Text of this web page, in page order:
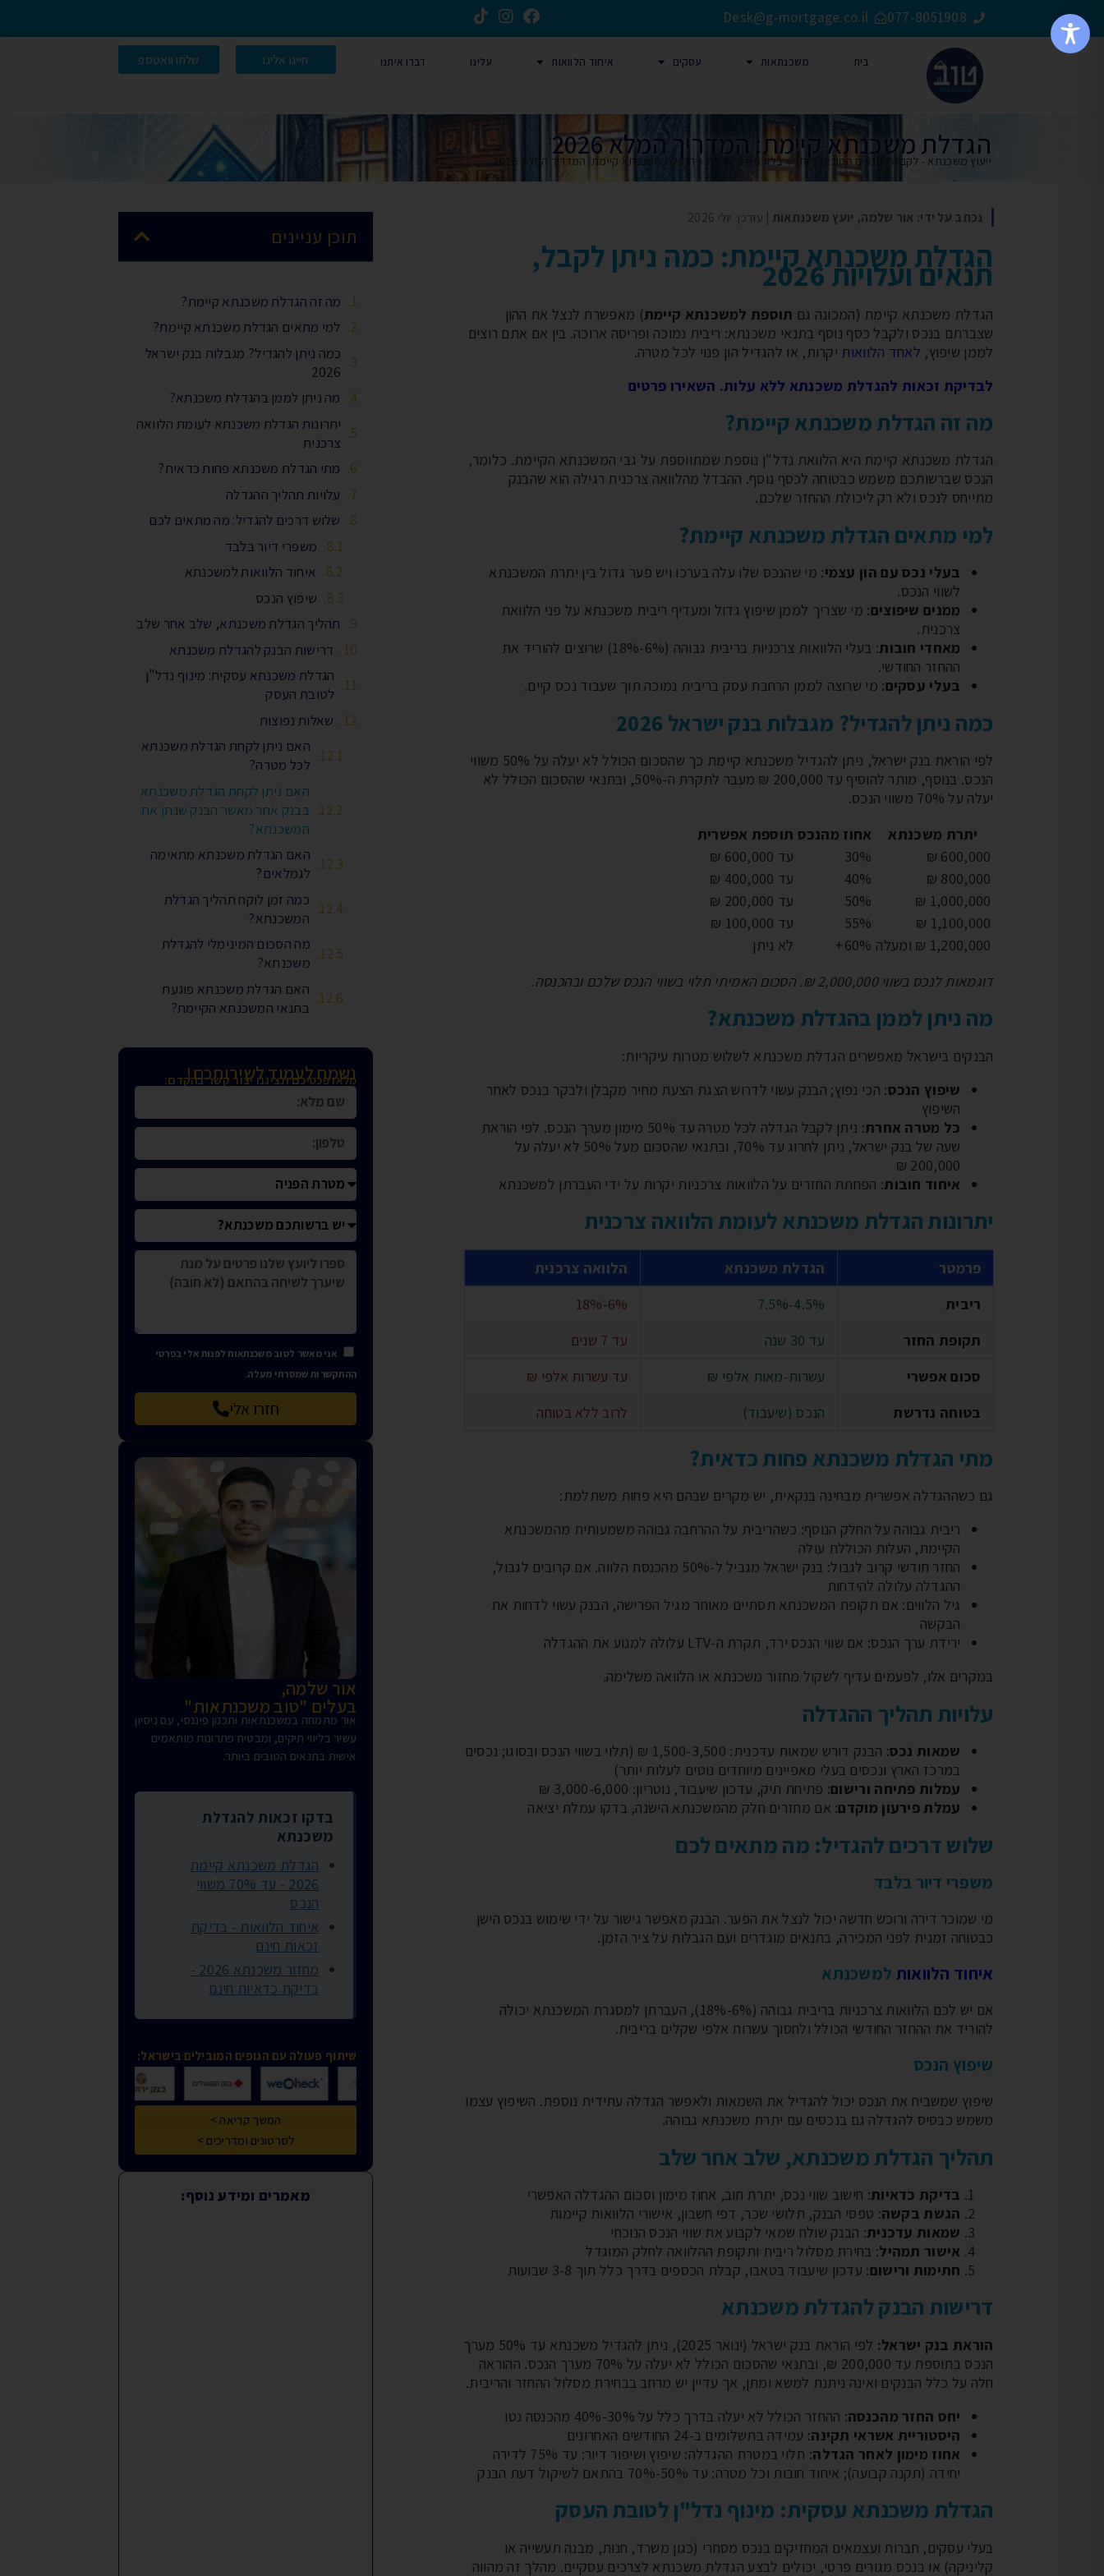
077-8051908
Desk@g-mortgage.co.il
בית משכנתאות עסקים איחוד הלוואות עלינו דברו איתנו חייגו אלינו שלחו וואטספ
הגדלת משכנתא קיימת: המדריך המלא 2026
ייעוץ משכנתא - לקבלת תנאים הטובים ביותר»בלוג מידע כללי » הגדלת משכנתא קיימת: המדריך המלא 2026
נכתב על ידי: אור שלמה, יועץ משכנתאות | עודכן: יולי 2026
הגדלת משכנתא קיימת: כמה ניתן לקבל,
תנאים ועלויות 2026
הגדלת משכנתא קיימת (המכונה גם תוספת למשכנתא קיימת) מאפשרת לנצל את ההון
שצברתם בנכס ולקבל כסף נוסף בתנאי משכנתא: ריבית נמוכה ופריסה ארוכה. בין אם אתם רוצים
לממן שיפוץ, לאחד הלוואות יקרות, או להגדיל הון פנוי לכל מטרה.
לבדיקת זכאות להגדלת משכנתא ללא עלות. השאירו פרטים
מה זה הגדלת משכנתא קיימת?
הגדלת משכנתא קיימת היא הלוואת נדל"ן נוספת שמתווספת על גבי המשכנתא הקיימת. כלומר,
הנכס שברשותכם משמש כבטוחה לכסף נוסף. ההבדל מהלוואה צרכנית רגילה הוא שהבנק
מתייחס לנכס ולא רק ליכולת ההחזר שלכם.
למי מתאים הגדלת משכנתא קיימת?
בעלי נכס עם הון עצמי: מי שהנכס שלו עלה בערכו ויש פער גדול בין יתרת המשכנתא
לשווי הנכס.
ממנים שיפוצים: מי שצריך לממן שיפוץ גדול ומעדיף ריבית משכנתא על פני הלוואת
צרכנית.
מאחדי חובות
: בעלי הלוואות צרכניות בריבית גבוהה (6%-18%) שרוצים להוריד את
ההחזר החודשי.
בעלי עסקים: מי שרוצה לממן הרחבת עסק בריבית נמוכה תוך שעבוד נכס קיים.
כמה ניתן להגדיל? מגבלות בנק ישראל 2026
לפי הוראת בנק ישראל, ניתן להגדיל משכנתא קיימת כך שהסכום הכולל לא יעלה על 50% משווי
הנכס. בנוסף, מותר להוסיף עד 200,000 ₪ מעבר לתקרת ה-50%, ובתנאי שהסכום הכולל לא
יעלה על 70% משווי הנכס.
יתרת משכנתא
אחוז מהנכס תוספת אפשרית
600,000 ₪
30%
עד 600,000 ₪
800,000 ₪
40%
עד 400,000 ₪
1,000,000 ₪
50%
עד 200,000 ₪
1,100,000 ₪
55%
עד 100,000 ₪
1,200,000 ₪ ומעלה
60%+
לא ניתן
דוגמאות לנכס בשווי 2,000,000 ₪. הסכום האמיתי תלוי בשווי הנכס שלכם ובהכנסה.
מה ניתן לממן בהגדלת משכנתא?
הבנקים בישראל מאפשרים הגדלת משכנתא לשלוש מטרות עיקריות:
שיפוץ הנכס: הכי נפוץ; הבנק עשוי לדרוש הצגת הצעת מחיר מקבלן ולבקר בנכס לאחר
השיפוץ
כל מטרה אחרת
: ניתן לקבל הגדלה לכל מטרה עד 50% מימון מערך הנכס. לפי הוראת
שעה של בנק ישראל, ניתן לחרוג עד 70%, ובתנאי שהסכום מעל 50% לא יעלה על
200,000 ₪
איחוד חובות: הפחתת החזרים על הלוואות צרכניות יקרות על ידי העברתן למשכנתא
יתרונות הגדלת משכנתא לעומת הלוואה צרכנית
פרמטר הגדלת משכנתא
הלוואה צרכנית
ריבית
4.5%-7.5%
6%-18%
תקופת החזר
עד 30 שנה
עד 7 שנים
סכום אפשרי
עשרות-מאות אלפי ₪
עד עשרות אלפי ₪
בטוחה נדרשת
הנכס (שיעבוד) לרוב ללא בטוחה
מתי הגדלת משכנתא פחות כדאית?
גם כשההגדלה אפשרית מבחינה בנקאית, יש מקרים שבהם היא פחות משתלמת:
ריבית גבוהה על החלק הנוסף: כשהריבית על ההרחבה גבוהה משמעותית מהמשכנתא
הקיימת, העלות הכוללת עולה
החזר חודשי קרוב לגבול: בנק ישראל מגביל ל-50% מהכנסת הלווה. אם קרובים לגבול,
ההגדלה עלולה להידחות
גיל הלווים: אם תקופת המשכנתא תסתיים מאוחר מגיל הפרישה, הבנק עשוי לדחות את
הבקשה
ירידת ערך הנכס: אם שווי הנכס ירד, תקרת ה-LTV עלולה למנוע את ההגדלה
במקרים אלו, לפעמים עדיף לשקול מחזור משכנתא או הלוואה משלימה.
עלויות תהליך ההגדלה
שמאות נכס
: הבנק דורש שמאות עדכנית: 1,500-3,500 ₪ (תלוי בשווי הנכס ובסוגו; נכסים
במרכז הארץ ונכסים בעלי מאפיינים מיוחדים נוטים לעלות יותר)
עמלות פתיחה ורישום: פתיחת תיק, עדכון שיעבוד, נוטריון: 3,000-6,000 ₪
עמלת פירעון מוקדם: אם מחזרים חלק מהמשכנתא הישנה, בדקו עמלת יציאה
שלוש דרכים להגדיל: מה מתאים לכם
משפרי דיור בלבד
מי שמוכר דירה ורוכש חדשה יכול לנצל את הפער. הבנק מאפשר גישור על ידי שימוש בנכס הישן
כבטוחה זמנית לפני המכירה, בתנאים מוגדרים ועם הגבלות על ציר הזמן.
איחוד הלוואות למשכנתא
אם יש לכם הלוואות צרכניות בריבית גבוהה (6%-18%), העברתן למסגרת המשכנתא יכולה
להוריד את ההחזר החודשי הכולל ולחסוך עשרות אלפי שקלים בריבית.
שיפוץ הנכס
שיפוץ שמשביח את הנכס יכול להגדיל את השמאות ולאפשר הגדלה עתידית נוספת. השיפוץ עצמו
משמש כבסיס להגדלה גם בנכסים עם יתרת משכנתא גבוהה.
תהליך הגדלת משכנתא, שלב אחר שלב
בדיקת כדאיות: חישוב שווי נכס, יתרת חוב, אחוז מימון וסכום ההגדלה האפשרי
הגשת בקשה: טפסי הבנק, תלושי שכר, דפי חשבון, אישורי הלוואות קיימות
שמאות עדכנית: הבנק שולח שמאי לקבוע את שווי הנכס הנוכחי
אישור תמהיל: בחירת מסלול ריבית ותקופת ההלוואה לחלק המוגדל
חתימות ורישום: עדכון שיעבוד בטאבו, קבלת הכספים בדרך כלל תוך 3-8 שבועות
דרישות הבנק להגדלת משכנתא
הוראת בנק ישראל:
לפי הוראת בנק ישראל (ינואר 2025), ניתן להגדיל משכנתא עד 50% מערך
הנכס בתוספת עד 200,000 ₪, ובתנאי שהסכום הכולל לא יעלה על 70% מערך הנכס. ההוראה
חלה על כלל הבנקים ואינה ניתנת למשא ומתן, אך עדיין יש מרחב בבחירת מסלול ההחזר והריבית.
יחס החזר מהכנסה: ההחזר הכולל לא יעלה בדרך כלל על 30%-40% מהכנסה נטו
היסטוריית אשראי תקינה: עמידה בתשלומים ב-24 החודשים האחרונים
אחוז מימון לאחר הגדלה
: תלוי במטרת ההגדלה: שיפוץ ושיפור דיור: עד 75% לדירה
יחידה (תקנה קבועה); איחוד חובות וכל מטרה: עד 50%-70% בהתאם לשיקול דעת הבנק
הגדלת משכנתא עסקית: מינוף נדל"ן לטובת העסק
בעלי עסקים, חברות ועצמאים המחזיקים בנכס מסחרי (כגון משרד, חנות, מבנה תעשייה או
קליניקה) או בנכס מגורים פרטי, יכולים לבצע הגדלת משכנתא לצרכים עסקיים. מהלך זה מהווה
תוכן עניינים
מה זה הגדלת משכנתא קיימת?
למי מתאים הגדלת משכנתא קיימת?
כמה ניתן להגדיל? מגבלות בנק ישראל
2026
מה ניתן לממן בהגדלת משכנתא?
יתרונות הגדלת משכנתא לעומת הלוואה
צרכנית
מתי הגדלת משכנתא פחות כדאית?
עלויות תהליך ההגדלה
שלוש דרכים להגדיל: מה מתאים לכם
משפרי דיור בלבד
איחוד הלוואות למשכנתא
שיפוץ הנכס
תהליך הגדלת משכנתא, שלב אחר שלב
דרישות הבנק להגדלת משכנתא
הגדלת משכנתא עסקית: מינוף נדל"ן
לטובת העסק
שאלות נפוצות
האם ניתן לקחת הגדלת משכנתא
לכל מטרה?
האם ניתן לקחת הגדלת משכנתא
בבנק אחר מאשר הבנק שנתן את
המשכנתא?
האם הגדלת משכנתא מתאימה
לגמלאים?
כמה זמן לוקח תהליך הגדלת
המשכנתא?
מה הסכום המינימלי להגדלת
משכנתא?
האם הגדלת משכנתא פוגעת
בתנאי המשכנתא הקיימת?
נשמח לעמוד לשירותכם!
מלאו פכטיכם ונציגנו יצור קשר בהקדם:
אני מאשר לטוב משכנתאות לפנות אלי בפרטי
ההתקשרות שמסרתי מעלה.
חזרו אלי
אור שלמה,
בעלים "טוב משכנתאות"
אור מתמחה במשכנתאות ותכנון פיננסי, עם ניסיון
עשיר בליווי תיקים, ומבטיח פתרונות מותאמים
אישית בתנאים הטובים ביותר.
בדקו זכאות להגדלת
משכנתא
הגדלת משכנתא קיימת
2026 - עד 70% משווי
הנכס
איחוד הלוואות - בדיקת
זכאות חינם
מחזור משכנתא 2026 -
בדיקת כדאיות חינם
שיתוף פעולה עם הגופים המובילים בישראל:
המשך קריאה >
לסרטונים ומדריכים >
מאמרים ומידע נוסף: